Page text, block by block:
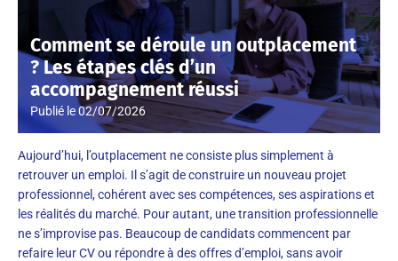
Comment se déroule un outplacement
? Les étapes clés d’un
accompagnement réussi
Publié le02/07/2026
Aujourd’hui, l’outplacement ne consiste plus simplement à
retrouver un emploi. Il s’agit de construire un nouveau projet
professionnel, cohérent avec ses compétences, ses aspirations et
les réalités du marché. Pour autant, une transition professionnelle
ne s’improvise pas. Beaucoup de candidats commencent par
refaire leur CV ou répondre à des offres d’emploi, sans avoir